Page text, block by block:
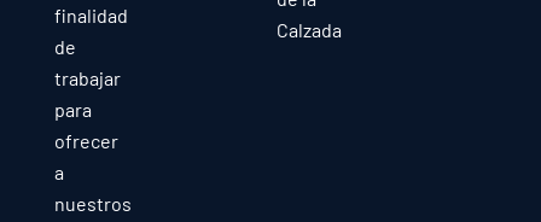
finalidad
de
trabajar
para
ofrecer
a
nuestros
Calzada